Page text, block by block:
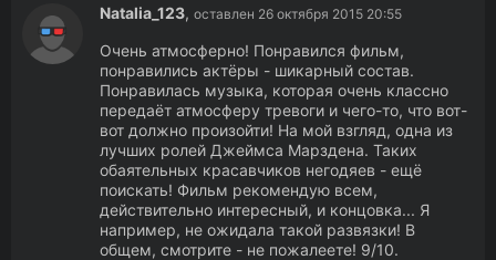
Natalia_123, оставлен 26 октября 2015 20:55
Очень атмосферно! Понравился фильм,
понравились актёры - шикарный состав.
Понравилась музыка, которая очень классно
передаёт атмосферу тревоги и чего-то, что вот-
вот должно произойти! На мой взгляд, одна из
лучших ролей Джеймса Марздена. Таких
обаятельных красавчиков негодяев - ещё
поискать! Фильм рекомендую всем,
действительно интересный, и концовка... Я
например, не ожидала такой развязки! В
общем, смотрите - не пожалеете! 9/10.